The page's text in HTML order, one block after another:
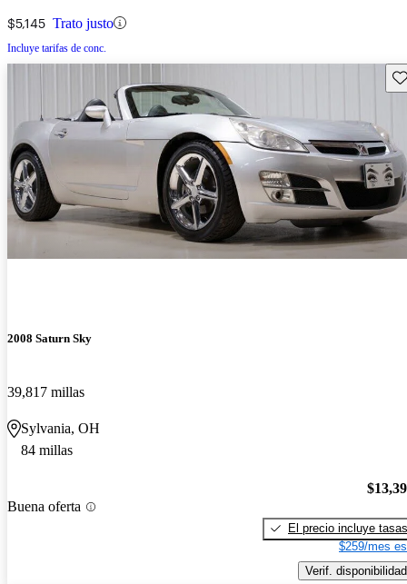
$5,145 Trato justo
Incluye tarifas de conc.
2008 Saturn Sky
39,817 millas
Sylvania, OH
84 millas
Buena oferta
El precio incluye tasas
$259/mes
Verif. disponibilidad